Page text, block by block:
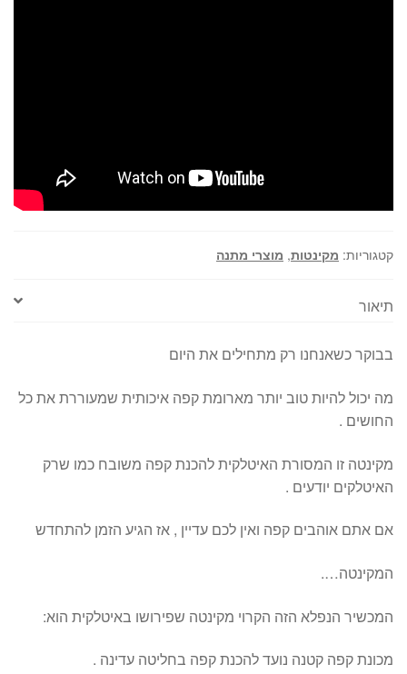
קטגוריות: מקינטות, מוצרי מתנה
תיאור
בבוקר כשאנחנו רק מתחילים את היום
מה יכול להיות טוב יותר מארומת קפה איכותית שמעוררת את כל
החושים .
מקינטה זו המסורת האיטלקית להכנת קפה משובח כמו שרק
האיטלקים יודעים .
אם אתם אוהבים קפה ואין לכם עדיין , אז הגיע הזמן להתחדש
המקינטה….
המכשיר הנפלא הזה הקרוי מקינטה שפירושו באיטלקית הוא:
מכונת קפה קטנה נועד להכנת קפה בחליטה עדינה .